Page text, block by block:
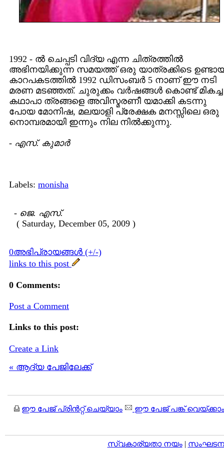
1992 - ല്‍ ചെപ്പടി വിദ്യ എന്ന ചിത്രത്തില്‍
അഭിനയിക്കുന്ന സമയത്ത്‌ ഒരു യാത്രക്കിടെ
കാറപകടത്തില്‍ 1992 ഡിസംബര്‍ 5 നാണ് ഈ നടി
മരണ മടഞ്ഞത്‌. ചുരുക്കം വര്‍ഷങ്ങള്‍ കൊണ്ട്‌ മികച്ച
കഥാപാ ത്രങ്ങളെ അവിസ്മരണീ യമാക്കി കടന്നു
പോയ മോനിഷ, മലയാളി പ്രേക്ഷക മനസ്സിലെ ഒരു
നൊമ്പരമായി ഇന്നും നില നില്‍ക്കുന്നു.
- എസ്. കുമാര്‍
Labels: monisha
- ജെ. എസ്.
( Saturday, December 05, 2009 )
0അഭിപ്രായങ്ങള്‍ (+/-)
links to this post
0 Comments:
Post a Comment
Links to this post:
Create a Link
« ആദ്യ പേജിലേക്ക്
ഈ പേജ് പ്രിന്‍റ്റ് ചെയ്യാം ഈ പേജ് പങ്ക് വെയ്ക്കാം
സ്വകാര്യതാ നയം|